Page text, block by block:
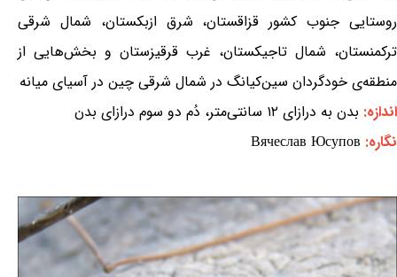
روستایی جنوب کشور قزاقستان، شرق ازبکستان، شمال شرقی
ترکمنستان، شمال تاجیکستان، غرب قرقیزستان و بخش‌هایی از
منطقه‌ی خودگردان سین‌کیانگ در شمال شرقی چین در آسیای میانه
اندازه: بدن به درازای ۱۲ سانتی‌متر، دُم دو سوم درازای بدن
نگاره: Вячеслав Юсупов